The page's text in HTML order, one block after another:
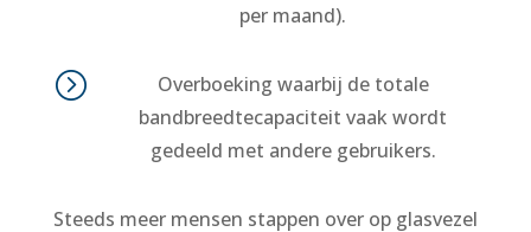
per maand).
=
Overboeking waarbij de totale
bandbreedtecapaciteit vaak wordt
gedeeld met andere gebruikers.
Steeds meer mensen stappen over op glasvezel